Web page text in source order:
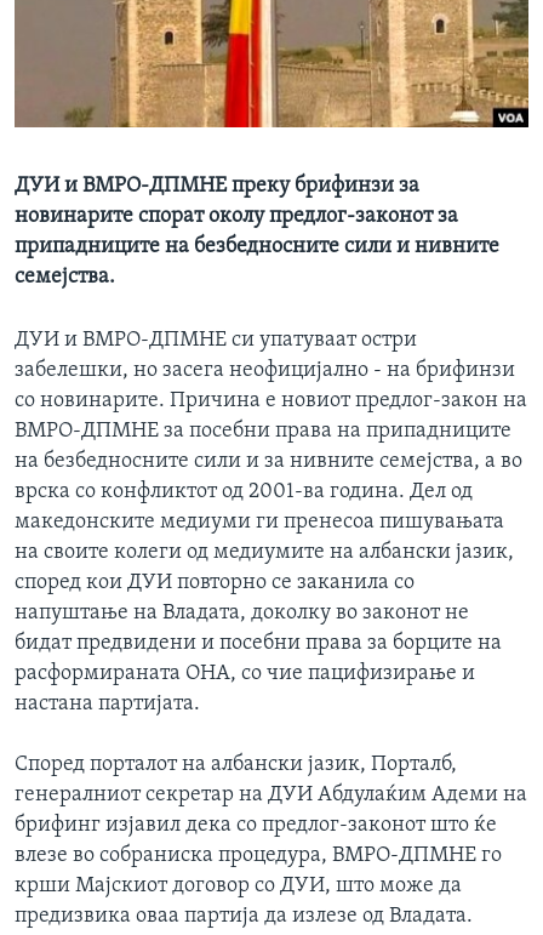
ИНТЕРВЈУА
ДУИ и ВМРО-ДПМНЕ преку брифинзи за
новинарите спорат околу предлог-законот за
припадниците на безбедносните сили и нивните
семејства.
ДУИ и ВМРО-ДПМНЕ си упатуваат остри
забелешки, но засега неофицијално - на брифинзи
со новинарите. Причина е новиот предлог-закон на
ВМРО-ДПМНЕ за посебни права на припадниците
на безбедносните сили и за нивните семејства, а во
врска со конфликтот од 2001-ва година. Дел од
македонските медиуми ги пренесоа пишувањата
на своите колеги од медиумите на албански јазик,
според кои ДУИ повторно се заканила со
напуштање на Владата, доколку во законот не
бидат предвидени и посебни права за борците на
расформираната ОНА, со чие пацифизирање и
настана партијата.
Според порталот на албански јазик, Порталб,
генералниот секретар на ДУИ Абдулаќим Адеми на
брифинг изјавил дека со предлог-законот што ќе
влезе во собраниска процедура, ВМРО-ДПМНЕ го
крши Мајскиот договор со ДУИ, што може да
предизвика оваа партија да излезе од Владата.